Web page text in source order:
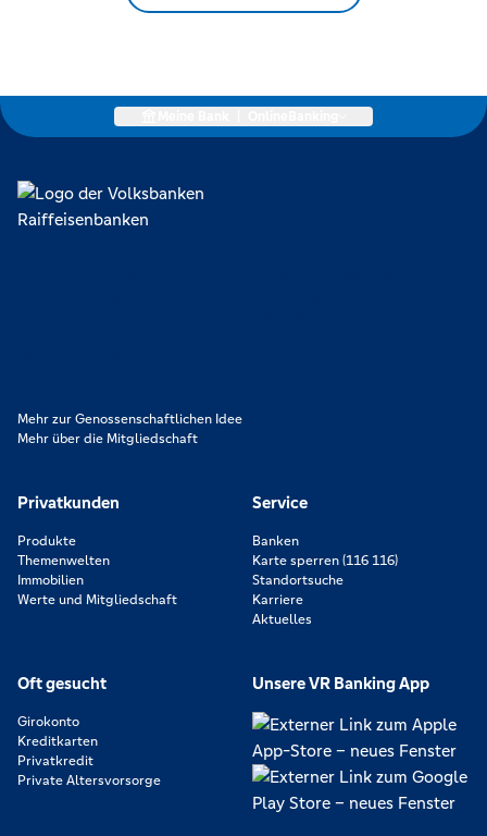
Mehr zur Genossenschaftlichen Idee
Mehr über die Mitgliedschaft
Privatkunden
Produkte
Themenwelten
Immobilien
Werte und Mitgliedschaft
Service
Banken
Karte sperren (116 116)
Standortsuche
Karriere
Aktuelles
Oft gesucht
Girokonto
Kreditkarten
Privatkredit
Private Altersvorsorge
Unsere VR Banking App